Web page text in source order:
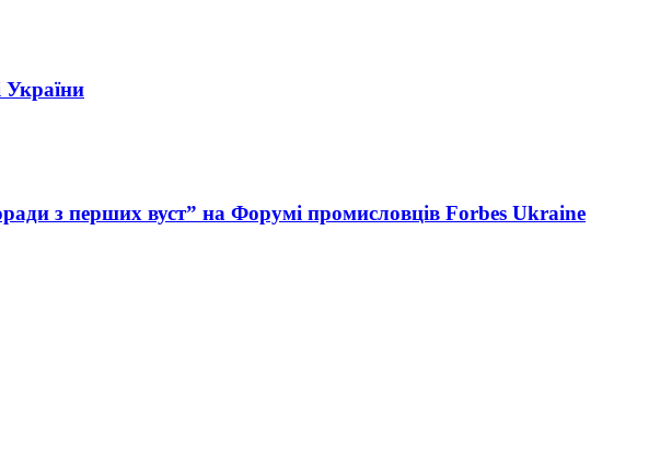
України
з перших вуст” на Форумі промисловців Forbes Ukraine